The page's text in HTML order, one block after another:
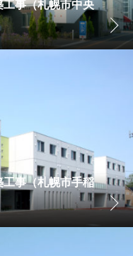
事（札幌市中央
事（札幌市手稲